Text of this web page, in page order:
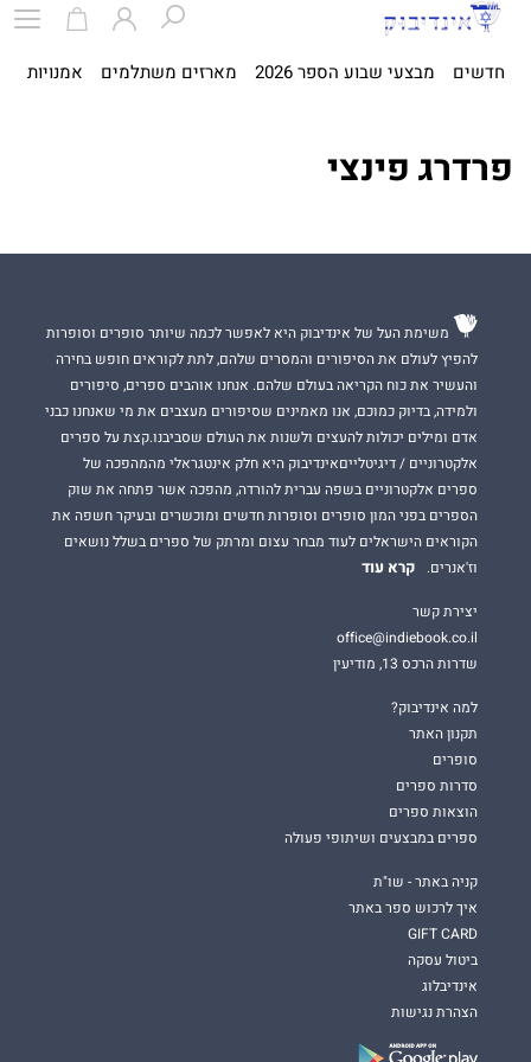
חדשים מבצעי שבוע הספר 2026 מארזים משתלמים אמנויות
פרדרג פינצי
משימת העל של אינדיבוק היא לאפשר לכמה שיותר סופרים וסופרות
להפיץ לעולם את הסיפורים והמסרים שלהם, לתת לקוראים חופש בחירה
והעשיר את כוח הקריאה בעולם שלהם. אנחנו אוהבים ספרים, סיפורים
ולמידה, בדיוק כמוכם, אנו מאמינים שסיפורים מעצבים את מי שאנחנו כבני
אדם ומילים יכולות להעצים ולשנות את העולם שסביבנו.קצת על ספרים
אלקטרוניים / דיגיטלייםאינדיבוק היא חלק אינטגראלי מהמהפכה של
ספרים אלקטרוניים בשפה עברית להורדה, מהפכה אשר פתחה את שוק
הספרים בפני המון סופרים וסופרות חדשים ומוכשרים ובעיקר חשפה את
הקוראים הישראלים לעוד מבחר עצום ומרתק של ספרים בשלל נושאים
וז'אנרים.
קרא עוד
יצירת קשר
office@indiebook.co.il
שדרות הרכס 13, מודיעין
למה אינדיבוק?
תקנון האתר
סופרים
סדרות ספרים
הוצאות ספרים
ספרים במבצעים ושיתופי פעולה
קניה באתר - שו"ת
איך לרכוש ספר באתר
GIFT CARD
ביטול עסקה
אינדיבלוג
הצהרת נגישות